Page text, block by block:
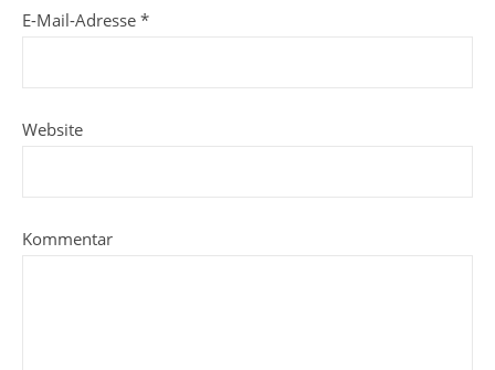
E-Mail-Adresse *
Website
Kommentar